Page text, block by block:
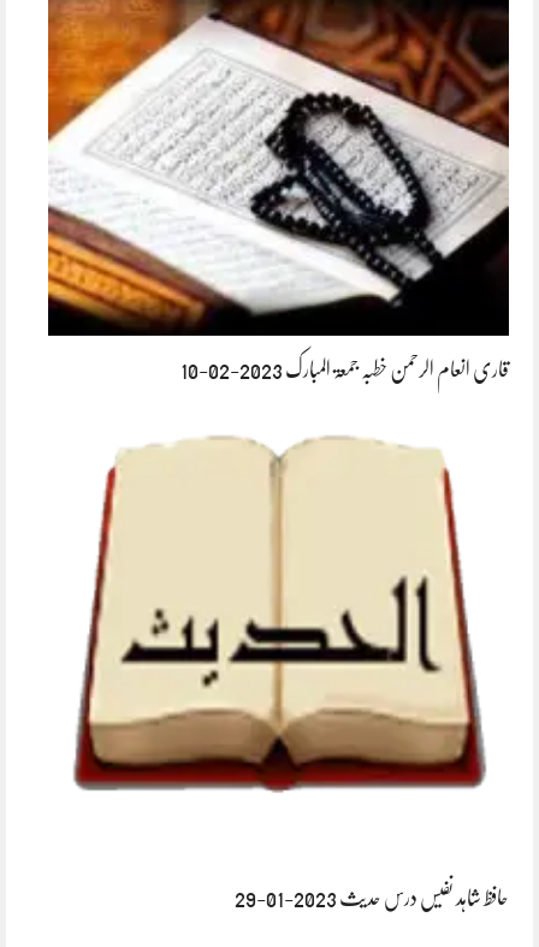
قاری انعام الرحمن خطبہ جمعۃ المبارک 2023-02-10
حافظ شاہد نفیس درس حدیث 2023-01-29